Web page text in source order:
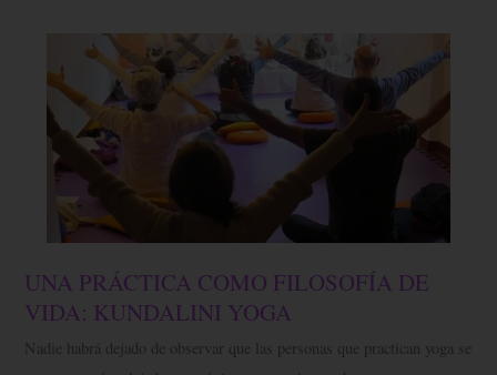
UNA PRÁCTICA COMO FILOSOFÍA DE
VIDA: KUNDALINI YOGA
Nadie habrá dejado de observar que las personas que practican yoga se
UNA
PRÁCTICA
COMO
FILOSOFÍA
VIDA: